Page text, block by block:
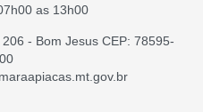
as 13h00
- Bom Jesus CEP: 78595-